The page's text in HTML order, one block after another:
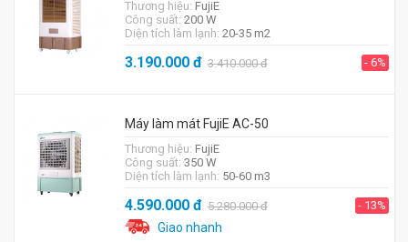
Thương hiệu: FujiE
Công suất: 200 W
Diện tích làm lạnh: 20-35 m2
3.190.000đ 3.410.000đ - 6%
Máy làm mát FujiE AC-50
Thương hiệu: FujiE
Công suất: 350 W
Diện tích làm lạnh: 50-60 m3
4.590.000đ 5.280.000đ - 13%
Giao nhanh